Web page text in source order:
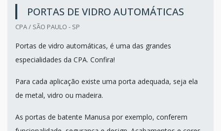
PORTAS DE VIDRO AUTOMÁTICAS
CPA / SÃO PAULO - SP
Portas de vidro automáticas, é uma das grandes
especialidades da CPA. Confira!
Para cada aplicação existe uma porta adequada, seja ela
de metal, vidro ou madeira.
As portas de batente Manusa por exemplo, conferem